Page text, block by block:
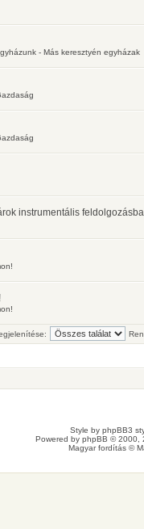
- Más keresztyén egyházak
instrumentális
Style by phpBB3
Powered by phpBB © 2000,
Magyar fordítás ©